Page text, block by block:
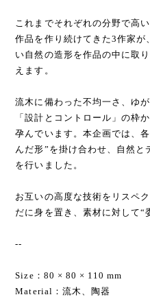
これまでそれぞれの分野で高
作品を作り続けてきた3作家が
い自然の造形を作品の中に取
えます。
流木に備わった不均一さ、ゆ
「設計とコントロール」の枠
孕んでいます。本企画では、
んだ形”を掛け合わせ、自然
を行いました。
お互いの高度な技術をリスペ
だに身を置き、素材に対して“
--
Size：80 × 80 × 110 mm
Material：流木、陶器